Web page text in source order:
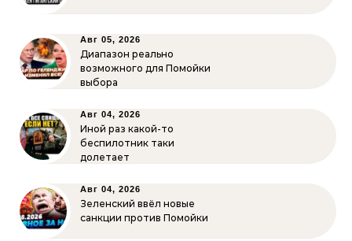
Авг 05, 2026
Диапазон реально
возможного для Помойки
выбора
Авг 04, 2026
Иной раз какой-то
беспилотник таки
долетает
Авг 04, 2026
Зеленский ввёл новые
санкции против Помойки